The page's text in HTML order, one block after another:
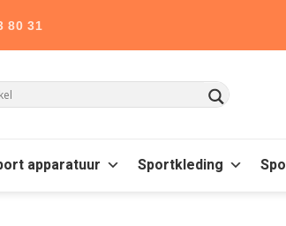
80 31
apparatuur Sportkleding